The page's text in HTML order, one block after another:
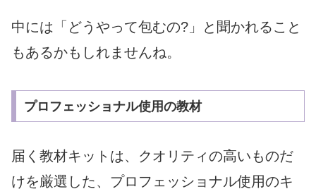
中には「どうやって包むの?」
と聞かれること
もあるかもしれませんね。
プロフェッショナル使用の教材
届く教材キットは、クオリティの高いものだ
けを厳選した、プロフェッショナル使用のキ